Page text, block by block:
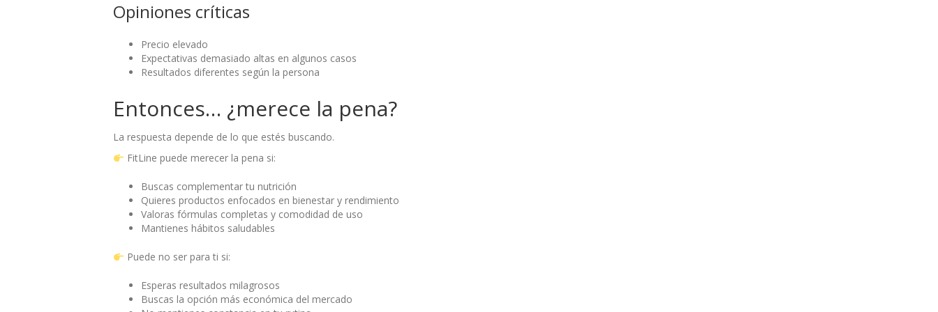
Opiniones críticas
Precio elevado
Expectativas demasiado altas en algunos casos
Resultados diferentes según la persona
Entonces… ¿merece la pena?
La respuesta depende de lo que estés buscando.
FitLine puede merecer la pena si:
Buscas complementar tu nutrición
Quieres productos enfocados en bienestar y rendimiento
Valoras fórmulas completas y comodidad de uso
Mantienes hábitos saludables
Puede no ser para ti si:
Esperas resultados milagrosos
Buscas la opción más económica del mercado